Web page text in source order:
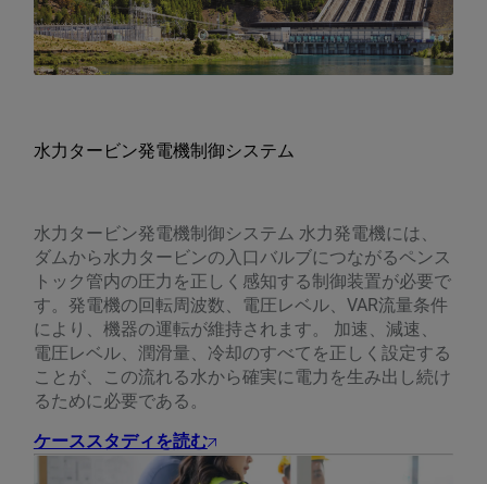
水力タービン発電機制御システム
水力タービン発電機制御システム 水力発電機には、
ダムから水力タービンの入口バルブにつながるペンス
トック管内の圧力を正しく感知する制御装置が必要で
す。発電機の回転周波数、電圧レベル、VAR流量条件
により、機器の運転が維持されます。 加速、減速、
電圧レベル、潤滑量、冷却のすべてを正しく設定する
ことが、この流れる水から確実に電力を生み出し続け
るために必要である。
ケーススタディを読む